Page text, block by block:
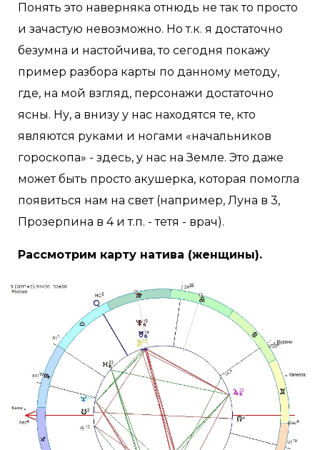
Понять это наверняка отнюдь не так то просто
и зачастую невозможно. Но т.к. я достаточно
безумна и настойчива, то сегодня покажу
пример разбора карты по данному методу,
где, на мой взгляд, персонажи достаточно
ясны. Ну, а внизу у нас находятся те, кто
являются руками и ногами «начальников
гороскопа» - здесь, у нас на Земле. Это даже
может быть просто акушерка, которая помогла
появиться нам на свет (например, Луна в 3,
Прозерпина в 4 и т.п. - тетя - врач).
Рассмотрим карту натива (женщины).